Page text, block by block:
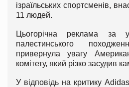
ізраїльських спортсменів,
11 людей.
Цьогорічна реклама за
палестинського
привернула увагу
комітету, який різко засудив
У відповідь на критику